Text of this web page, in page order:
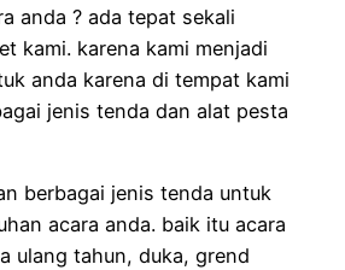
anda ? ada tepat sekali
kami. karena kami menjadi
anda karena di tempat kami
jenis tenda dan alat pesta
berbagai jenis tenda untuk
acara anda. baik itu acara
ulang tahun, duka, grend